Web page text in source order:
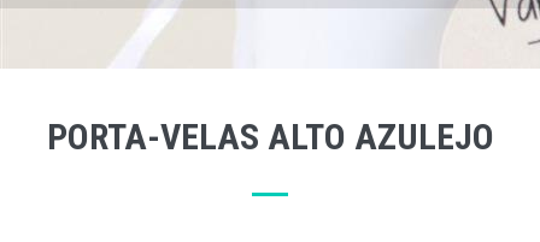
PORTA-VELAS ALTO AZULEJO